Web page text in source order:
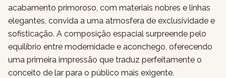
acabamento primoroso, com materiais nobres e linhas
elegantes, convida a uma atmosfera de exclusividade e
sofisticação. A composição espacial surpreende pelo
equilíbrio entre modernidade e aconchego, oferecendo
uma primeira impressão que traduz perfeitamente o
conceito de lar para o público mais exigente.